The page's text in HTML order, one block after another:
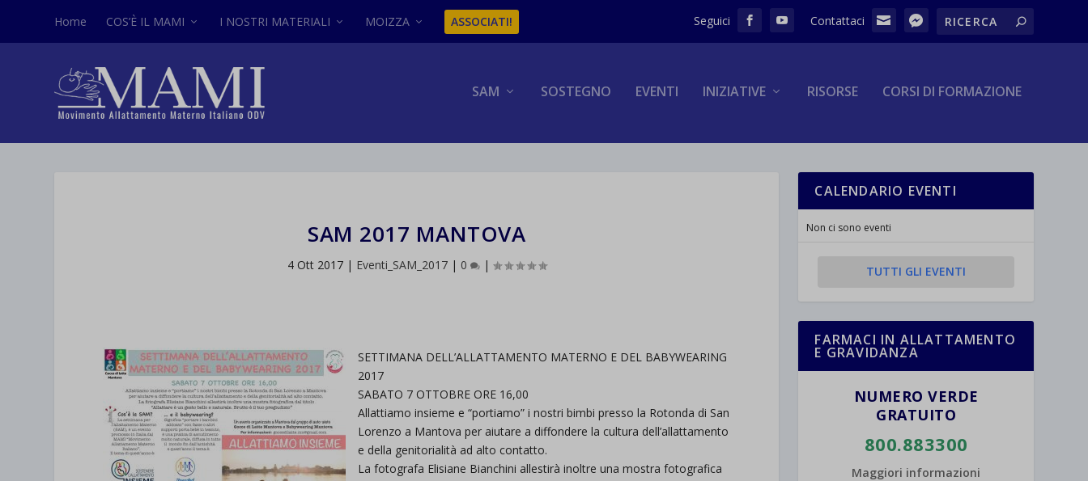
Home COS’È IL MAMI I NOSTRI MATERIALI MOIZZA ASSOCIATI!
SAM SOSTEGNO EVENTI INIZIATIVE RISORSE CORSI DI FORMAZIONE
SAM 2017 MANTOVA
4 Ott 2017| Eventi_SAM_2017| 0 |
SETTIMANA DELL’ALLATTAMENTO MATERNO E DEL BABYWEARING
2017
SABATO 7 OTTOBRE ORE 16,00
Allattiamo insieme e “portiamo” i nostri bimbi presso la Rotonda di San
Lorenzo a Mantova per aiutare a diffondere la cultura dell’allattamento
e della genitorialità ad alto contatto.
La fotografa Elisiane Bianchini allestirà inoltre una mostra fotografica
CALENDARIO EVENTI
Non ci sono eventi
TUTTI GLI EVENTI
FARMACI IN ALLATTAMENTO
E GRAVIDANZA
NUMERO VERDE
GRATUITO
800.883300
Maggiori informazioni